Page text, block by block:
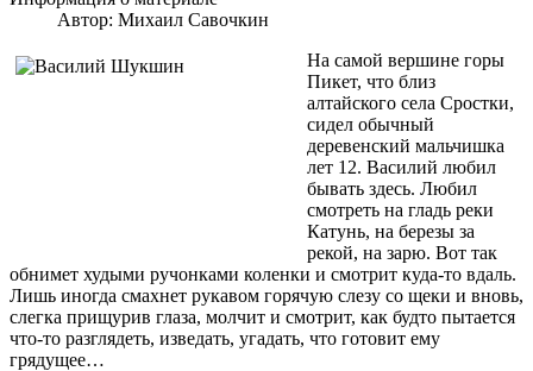
Автор: Михаил Савочкин
На самой вершине горы
Пикет, что близ
алтайского села Сростки,
сидел обычный
деревенский мальчишка
лет 12. Василий любил
бывать здесь. Любил
смотреть на гладь реки
Катунь, на березы за
рекой, на зарю. Вот так
обнимет худыми ручонками коленки и смотрит куда-то вдаль.
Лишь иногда смахнет рукавом горячую слезу со щеки и вновь,
слегка прищурив глаза, молчит и смотрит, как будто пытается
что-то разглядеть, изведать, угадать, что готовит ему
грядущее…